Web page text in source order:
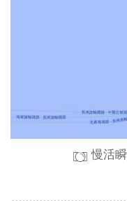
慢活